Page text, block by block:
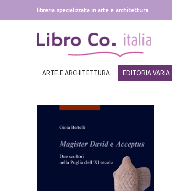
libreria specializzata in arte e architettura
ARTE E ARCHITETTURA EDITORIA VARIA